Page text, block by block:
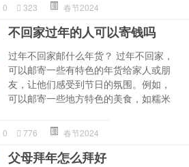
0 323 春节2024
不回家过年的人可以寄钱吗
过年不回家邮什么年货？ 过年不回家，
可以邮寄一些有特色的年货给家人或朋
友，让他们感受到节日的氛围。例如，
可以邮寄一些地方特色的美食，如糯米
0 776 春节2024
父母拜年怎么拜好